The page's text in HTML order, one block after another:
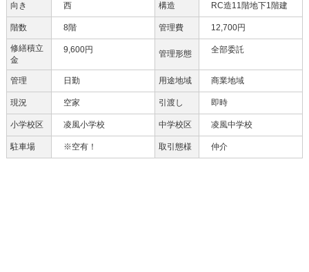
向き 西 構造 RC造11階地下1階建
階数 8階 管理費 12,700円
修繕積立
金
9,600円 管理形態 全部委託
管理 日勤 用途地域 商業地域
現況 空家 引渡し 即時
小学校区 凌風小学校 中学校区 凌風中学校
駐車場 ※空有！ 取引態様 仲介